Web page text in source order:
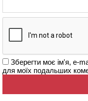
Зберегти моє ім'я, e-
для моїх подальших